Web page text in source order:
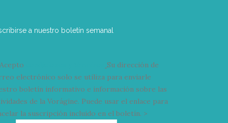
a nuestro boletín semanal
Acepto
Su dirección de
electrónico solo se utiliza para enviarle
boletín informativo e información sobre las
de la Vorágine. Puede usar el enlace para
la suscripción incluido en el boletín. >